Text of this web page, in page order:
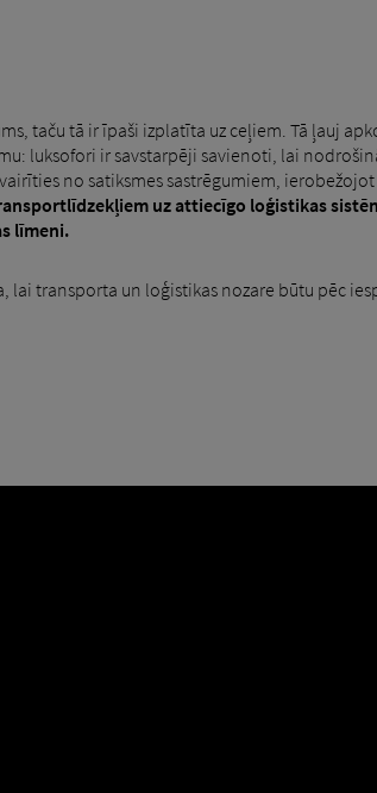
taču tā ir īpaši izplatīta uz ceļiem. Tā ļauj
luksofori ir savstarpēji savienoti, lai
no satiksmes sastrēgumiem,
uz attiecīgo loģistikas
līmeni.
lai transporta un loģistikas nozare būtu pēc